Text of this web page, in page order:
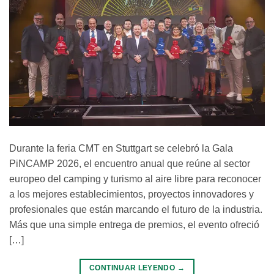
Durante la feria CMT en Stuttgart se celebró la Gala
PiNCAMP 2026, el encuentro anual que reúne al sector
europeo del camping y turismo al aire libre para reconocer
a los mejores establecimientos, proyectos innovadores y
profesionales que están marcando el futuro de la industria.
Más que una simple entrega de premios, el evento ofreció
[…]
CONTINUAR LEYENDO →